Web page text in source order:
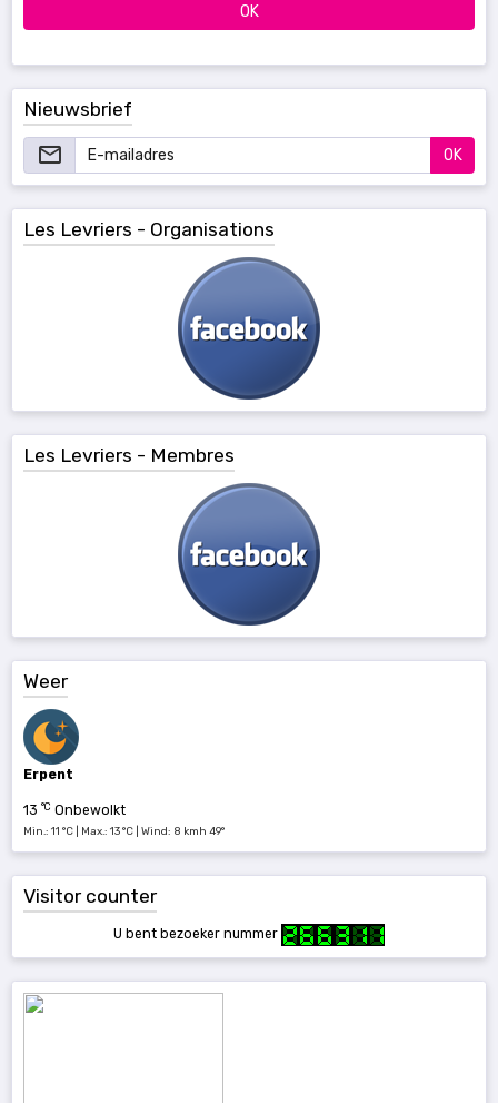
OK
Nieuwsbrief
OK
Les Levriers - Organisations
Les Levriers - Membres
Weer
Erpent
13 °C Onbewolkt
Min.: 11 °C | Max.: 13 °C | Wind: 8 kmh 49°
Visitor counter
U bent bezoeker nummer